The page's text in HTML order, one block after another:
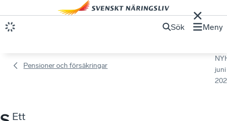
Sök Meny
Pensioner och försäkringar
juni
Ett